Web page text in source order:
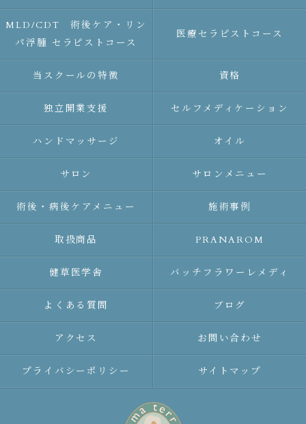
MLD/CDT 術後ケア・リン
パ浮腫 セラピストコース
医療セラピストコース
当スクールの特徴 資格
独立開業支援 セルフメディケーション
ハンドマッサージ オイル
サロン サロンメニュー
術後・病後ケアメニュー 施術事例
取扱商品 PRANAROM
健草医学舎 バッチフラワーレメディ
よくある質問 ブログ
アクセス お問い合わせ
プライバシーポリシー サイトマップ